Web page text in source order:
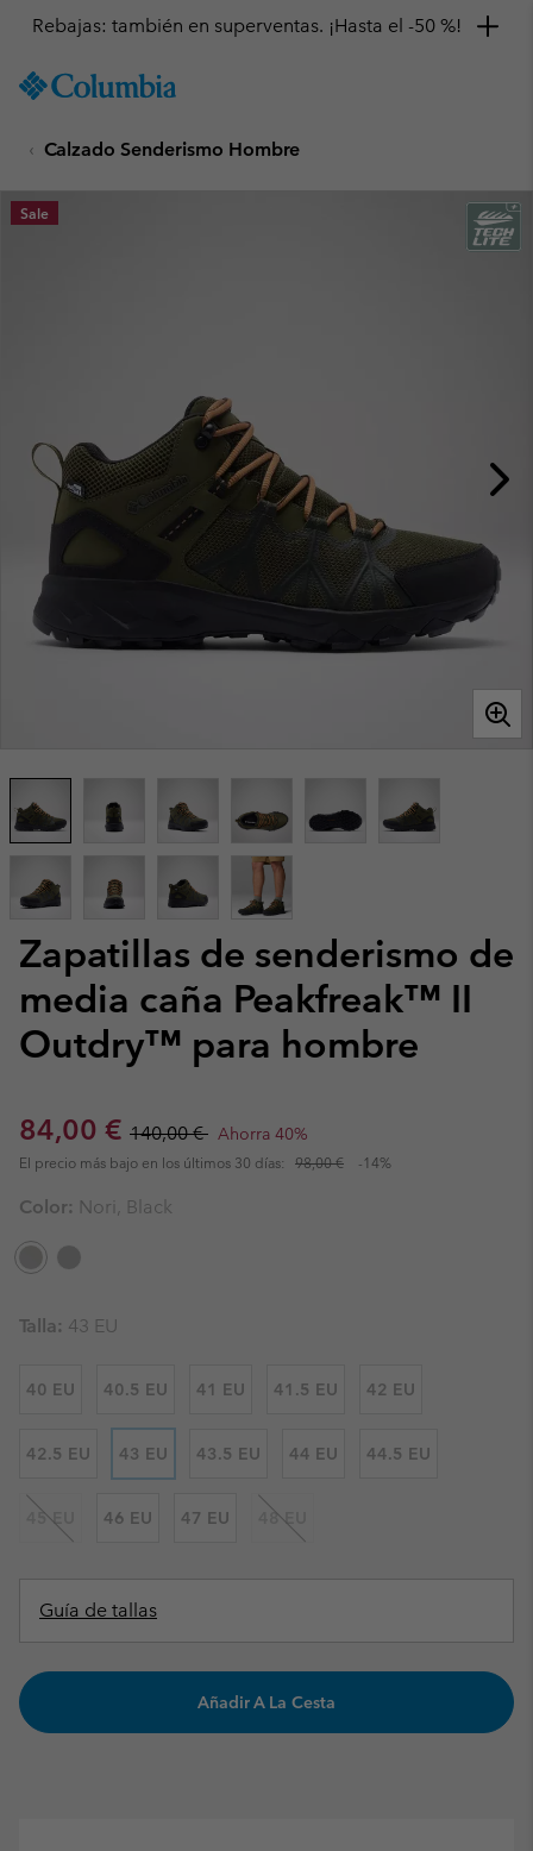
TO
SKIP
MAIN
NAV
Rebajas: también en superventas. ¡Hasta el -50 %!
Calzado Senderismo Hombre
Zapatillas de senderismo de
media caña Peakfreak™ II
Outdry™ para hombre
Sale price:
84,00 € Regular price:
140,00 € Ahorra 40%
El precio más bajo en los últimos 30 días: 98,00 € -14%
Sale
Color: Nori, Black
Talla: 43 EU
40 EU 40.5 EU 41 EU 41.5 EU 42 EU
42.5 EU 43 EU 43.5 EU 44 EU 44.5 EU
45 EU 46 EU 47 EU 48 EU
Guía de tallas
Añadir A La Cesta